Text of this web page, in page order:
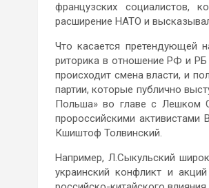
французских социалистов,
расширение НАТО и
Что касается претендующей
риторика в отношение РФ и РБ
происходит смена власти, и
партии, которые публично
Польша» во главе с Лешком
пророссийскими
Кшиштоф Толвинский.
Например, Л.Сыкульский
украинский конфликт и